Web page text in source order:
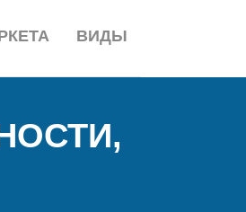
ВИДЫ